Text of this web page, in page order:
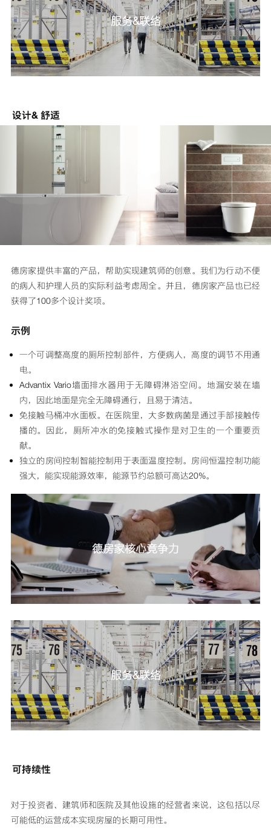
服务&联络
设计& 舒适
德房家提供丰富的产品，帮助实现建筑师的创意。我们为行动不便
的病人和护理人员的实际利益考虑周全。并且，德房家产品也已经
获得了100多个设计奖项。
示例
一个可调整高度的厕所控制部件，方便病人，高度的调节不用通
电。
Advantix Vario墙面排水器用于无障碍淋浴空间。地漏安装在墙
内，因此地面是完全无障碍通行，且易于清洁。
免接触马桶冲水面板。在医院里，大多数病菌是通过手部接触传
播的。因此，厕所冲水的免接触式操作是对卫生的一个重要贡
献。
独立的房间控制智能控制用于表面温度控制。房间恒温控制功能
强大，能实现能源效率，能源节约总额可高达20%。
德房家核心竞争力
服务&联络
可持续性
对于投资者、建筑师和医院及其他设施的经营者来说，这包括以尽
可能低的运营成本实现房屋的长期可用性。